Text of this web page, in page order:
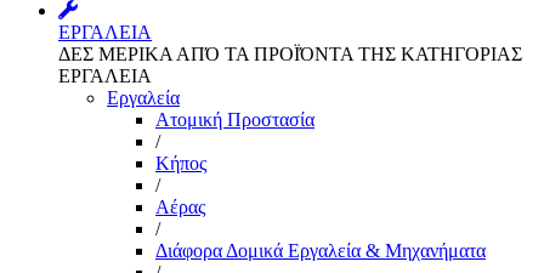
ΕΡΓΑΛΕΙΑ
ΔΕΣ ΜΕΡΙΚΑ ΑΠΌ ΤΑ ΠΡΟΪΌΝΤΑ ΤΗΣ ΚΑΤΗΓΟΡΙΑΣ
ΕΡΓΑΛΕΙΑ
Εργαλεία
Aτομική Προστασία
/
Kήπος
/
Αέρας
/
Διάφορα Δομικά Εργαλεία & Μηχανήματα